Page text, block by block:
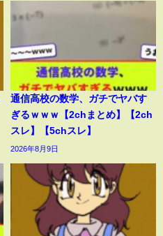
通信高校の数学、ガチでヤバす
ぎるｗｗｗ【2chまとめ】【2ch
スレ】【5chスレ】
2026年8月9日